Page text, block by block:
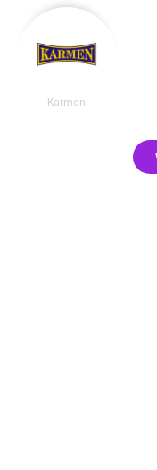
Karmen